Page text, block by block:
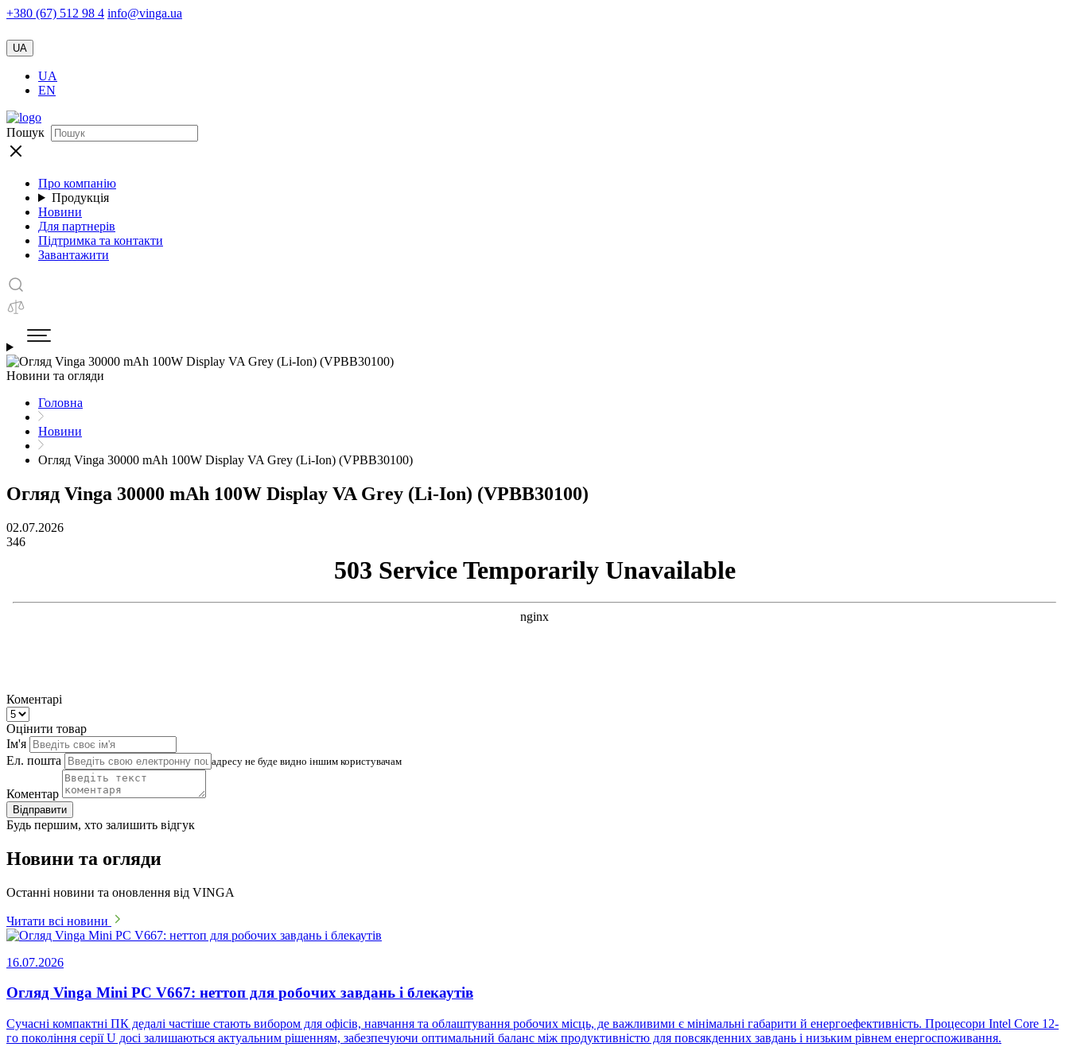
+380 (67) 512 98 4 info@vinga.ua
UA
UA
EN
Пошук
Про компанію
Продукція
Новини
Для партнерів
Підтримка та контакти
Завантажити
Новини та огляди
Головна
Новини
Огляд Vinga 30000 mAh 100W Display VA Grey (Li-Ion) (VPBB30100)
Огляд Vinga 30000 mAh 100W Display VA Grey (Li-Ion) (VPBB30100)
02.07.2026
346
Коментарі
Оцінити товар
Ім'я
Ел. пошта
адресу не буде видно іншим користувачам
Коментар
Відправити
Будь першим, хто залишить відгук
Новини та огляди
Останні новини та оновлення від VINGA
Читати всі новини
16.07.2026
Огляд Vinga Mini PC V667: неттоп для робочих завдань і блекаутів
Сучасні компактні ПК дедалі частіше стають вибором для офісів, навчання та облаштування робочих місць, де важливими є мінімальні габарити й енергоефективність. Процесори Intel Core 12-
го покоління серії U досі залишаються актуальним рішенням, забезпечуючи оптимальний баланс між продуктивністю для повсякденних завдань і низьким рівнем енергоспоживання.